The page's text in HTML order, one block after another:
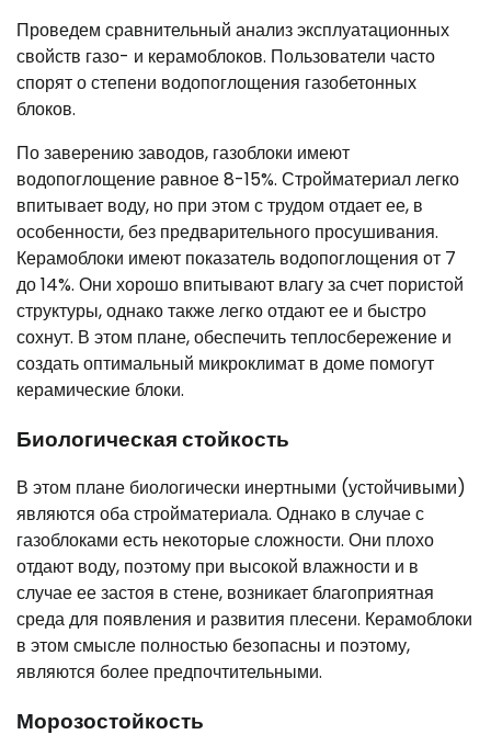
Проведем сравнительный анализ эксплуатационных
свойств газо- и керамоблоков. Пользователи часто
спорят о степени водопоглощения газобетонных
блоков.
По заверению заводов, газоблоки имеют
водопоглощение равное 8-15%. Стройматериал легко
впитывает воду, но при этом с трудом отдает ее, в
особенности, без предварительного просушивания.
Керамоблоки имеют показатель водопоглощения от 7
до 14%. Они хорошо впитывают влагу за счет пористой
структуры, однако также легко отдают ее и быстро
сохнут. В этом плане, обеспечить теплосбережение и
создать оптимальный микроклимат в доме помогут
керамические блоки.
Биологическая стойкость
В этом плане биологически инертными (устойчивыми)
являются оба стройматериала. Однако в случае с
газоблоками есть некоторые сложности. Они плохо
отдают воду, поэтому при высокой влажности и в
случае ее застоя в стене, возникает благоприятная
среда для появления и развития плесени. Керамоблоки
в этом смысле полностью безопасны и поэтому,
являются более предпочтительными.
Морозостойкость